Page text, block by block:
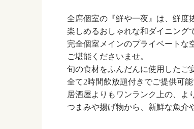
全席個室の『鮮や一夜』は、鮮度
楽しめるおしゃれな和ダイニング
完全個室メインのプライベートな
ご堪能くださいませ。
旬の食材をふんだんに使用したご
全て2時間飲放題付きでご提供可能
居酒屋よりもワンランク上の、よ
つまみや揚げ物から、新鮮な魚介